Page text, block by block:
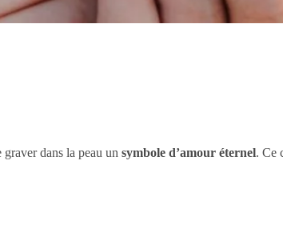
dans la peau un symbole d’amour éternel. Ce